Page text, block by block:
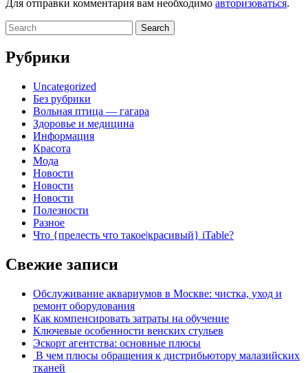
Для отправки комментария вам необходимо авторизоваться.
Search
for:
Рубрики
Uncategorized
Без рубрики
Вольная птица — гагара
Здоровье и медицина
Информация
Красота
Мода
Новости
Новости
Новости
Полезности
Разное
Что {прелесть что такое|красивый} iTable?
Свежие записи
Обслуживание аквариумов в Москве: чистка, уход и
ремонт оборудования
Как компенсировать затраты на обучение
Ключевые особенности венских стульев
Эскорт агентства: основные плюсы
В чем плюсы обращения к дистрибьютору малазийских
тканей